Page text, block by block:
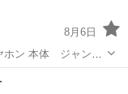
8月6日
ホン 本体 ジャンク
いなかったのです
ず断念しました。